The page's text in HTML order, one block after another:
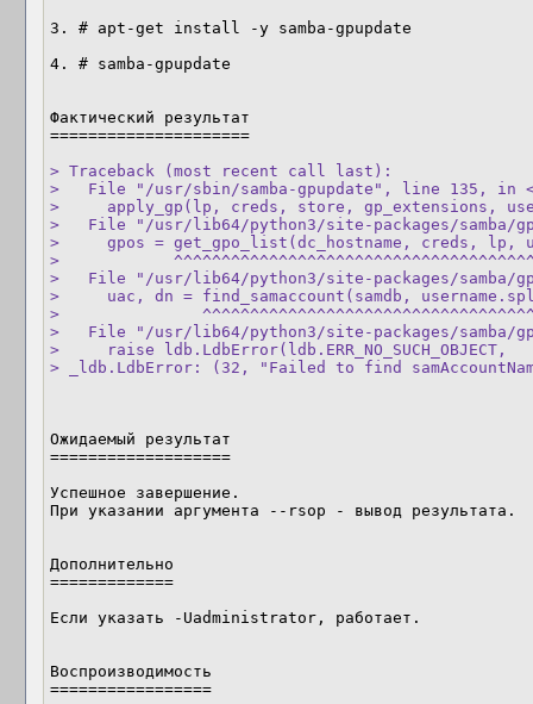
3. # apt-get install -y samba-gpupdate
4. # samba-gpupdate
Фактический результат
=====================
> Traceback (most recent call last):
>   File "/usr/sbin/samba-gpupdate", line 135, in
>     apply_gp(lp, creds, store, gp_extensions,
>   File "/usr/lib64/python3/site-packages/samba/
>     gpos = get_gpo_list(dc_hostname, creds, lp,
>
>   File "/usr/lib64/python3/site-packages/
>     uac, dn = find_samaccount(samdb,
>
>   File "/usr/lib64/python3/site-packages/samba/
>     raise ldb.LdbError(ldb.ERR_NO_SUCH_OBJECT,
> _ldb.LdbError: (32, "Failed to find
Ожидаемый результат
===================
Успешное завершение.
При указании аргумента --rsop - вывод результата.
Дополнительно
=============
Если указать -Uadministrator, работает.
Воспроизводимость
=================